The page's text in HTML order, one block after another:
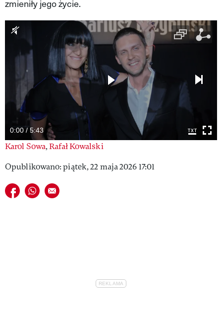
MAGAZYN VIVA!
zmieniły jego życie.
0:00 / 5:43
Karol Sowa,Rafał Kowalski
Opublikowano: piątek, 22 maja 2026 17:01
Udostępnij na facebook
Udostępnij na whatsapp
E-mail do przyjaciela